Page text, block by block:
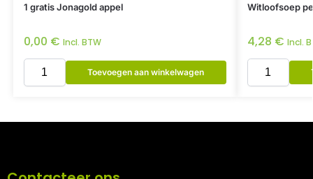
1 gratis Jonagold appel
0,00 € Incl. BTW
Toevoegen aan winkelwagen
Witloofsoep
4,28 € Incl.